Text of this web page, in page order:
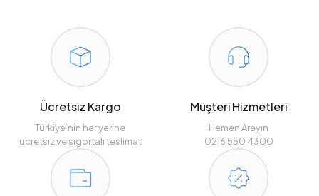
Ücretsiz Kargo
Türkiye’nin her yerine
ücretsiz ve sigortalı teslimat
Müşteri Hizmetleri
Hemen Arayın
0216 550 4300